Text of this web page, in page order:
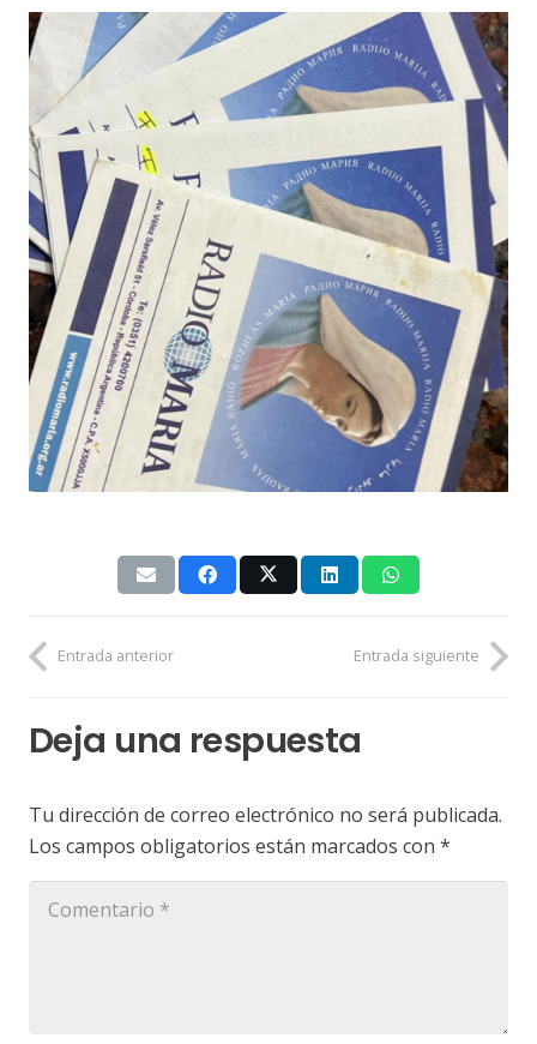
Entrada anterior Entrada siguiente
Deja una respuesta
Tu dirección de correo electrónico no será publicada.
Los campos obligatorios están marcados con *